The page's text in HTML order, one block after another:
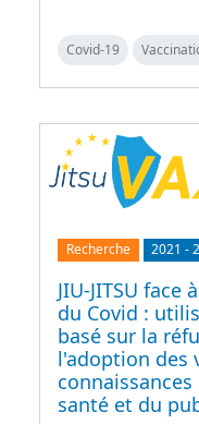
Covid-19
Recherche 2021 -
JIU-JITSU
du Covid :
basé sur la
l'adoption des
santé et du